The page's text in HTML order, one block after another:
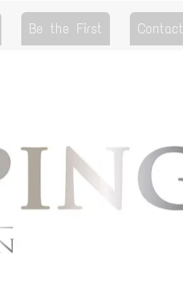
Be the First Contact